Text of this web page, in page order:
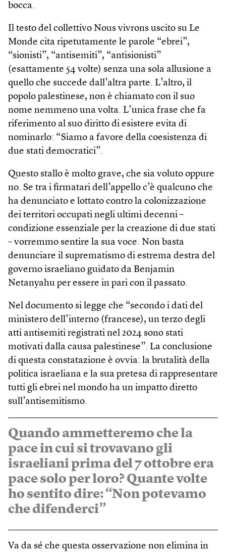
bocca.
Il testo del collettivo Nous vivrons uscito su Le
Monde cita ripetutamente le parole “ebrei”,
“sionisti”, “antisemiti”, “antisionisti”
(esattamente 54 volte) senza una sola allusione a
quello che succede dall’altra parte. L’altro, il
popolo palestinese, non è chiamato con il suo
nome nemmeno una volta. L’unica frase che fa
riferimento al suo diritto di esistere evita di
nominarlo: “Siamo a favore della coesistenza di
due stati democratici”.
Questo stallo è molto grave, che sia voluto oppure
no. Se tra i firmatari dell’appello c’è qualcuno che
ha denunciato e lottato contro la colonizzazione
dei territori occupati negli ultimi decenni –
condizione essenziale per la creazione di due stati
– vorremmo sentire la sua voce. Non basta
denunciare il suprematismo di estrema destra del
governo israeliano guidato da Benjamin
Netanyahu per essere in pari con il passato.
Nel documento si legge che “secondo i dati del
ministero dell’interno (francese), un terzo degli
atti antisemiti registrati nel 2024 sono stati
motivati dalla causa palestinese”. La conclusione
di questa constatazione è ovvia: la brutalità della
politica israeliana e la sua pretesa di rappresentare
tutti gli ebrei nel mondo ha un impatto diretto
sull’antisemitismo.
Quando ammetteremo che la
pace in cui si trovavano gli
israeliani prima del 7 ottobre era
pace solo per loro? Quante volte
ho sentito dire: “Non potevamo
che difenderci”
Va da sé che questa osservazione non elimina in